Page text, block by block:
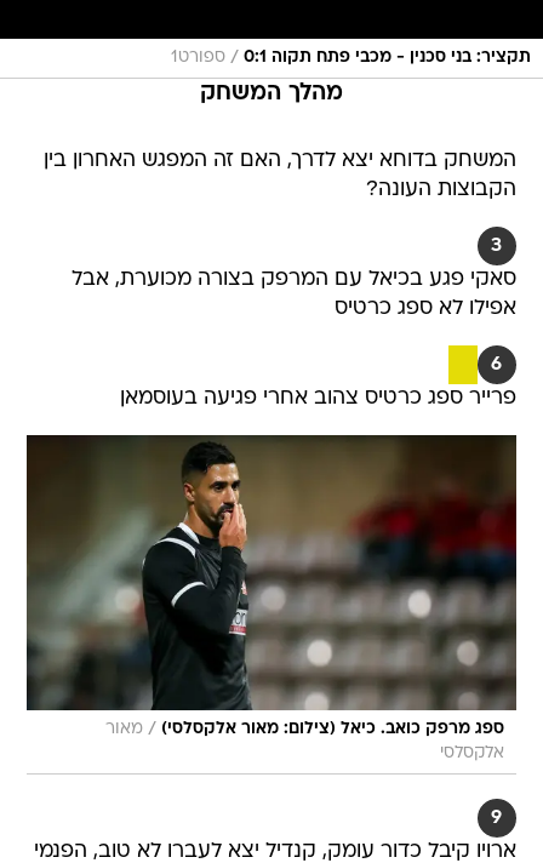
תקציר: בני סכנין - מכבי פתח תקוה 0:1 / ספורט1
מהלך המשחק
המשחק בדוחא יצא לדרך, האם זה המפגש האחרון בין
הקבוצות העונה?
3
סאקי פגע בכיאל עם המרפק בצורה מכוערת, אבל
אפילו לא ספג כרטיס
6
פרייר ספג כרטיס צהוב אחרי פגיעה בעוסמאן
ספג מרפק כואב. כיאל (צילום: מאור אלקסלסי) / מאור
אלקסלסי
9
ארויו קיבל כדור עומק, קנדיל יצא לעברו לא טוב, הפנמי